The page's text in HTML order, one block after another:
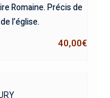
Romaine. Précis de
l’église.
40,00€